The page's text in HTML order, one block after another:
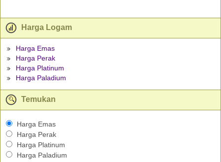
Harga Logam
Harga Emas
Harga Perak
Harga Platinum
Harga Paladium
Temukan
Harga Emas
Harga Perak
Harga Platinum
Harga Paladium